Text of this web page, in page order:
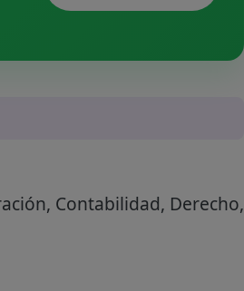
Contabilidad, Derecho,